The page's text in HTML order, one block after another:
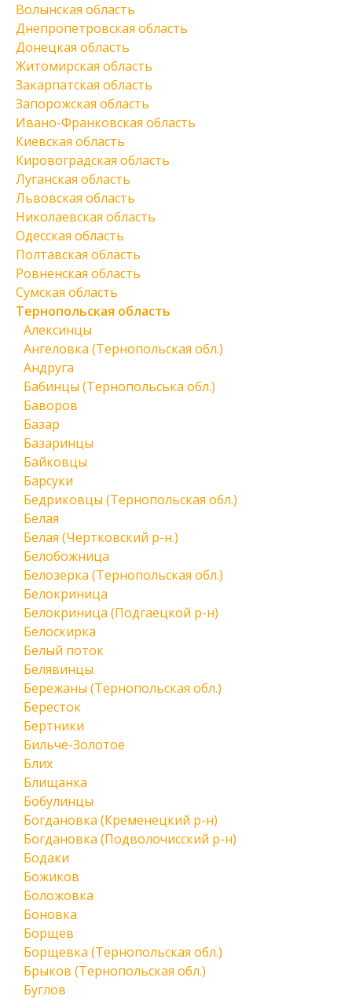
Волынская область
Днепропетровская область
Донецкая область
Житомирская область
Закарпатская область
Запорожская область
Ивано-Франковская область
Киевская область
Кировоградская область
Луганская область
Львовская область
Николаевская область
Одесская область
Полтавская область
Ровненская область
Сумская область
Тернопольская область
Алексинцы
Ангеловка (Тернопольская обл.)
Андруга
Бабинцы (Тернопольська обл.)
Баворов
Базар
Базаринцы
Байковцы
Барсуки
Бедриковцы (Тернопольская обл.)
Белая
Белая (Чертковский р-н.)
Белобожница
Белозерка (Тернопольская обл.)
Белокриница
Белокриница (Подгаецкой р-н)
Белоскирка
Белый поток
Белявинцы
Бережаны (Тернопольская обл.)
Бересток
Бертники
Бильче-Золотое
Блих
Блищанка
Бобулинцы
Богдановка (Кременецкий р-н)
Богдановка (Подволочисский р-н)
Бодаки
Божиков
Боложовка
Боновка
Борщев
Борщевка (Тернопольская обл.)
Брыков (Тернопольская обл.)
Буглов